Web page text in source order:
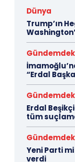
Dünya
Trump’ın
“Erdal
Erdal
tüm
Yeni Parti
verdi